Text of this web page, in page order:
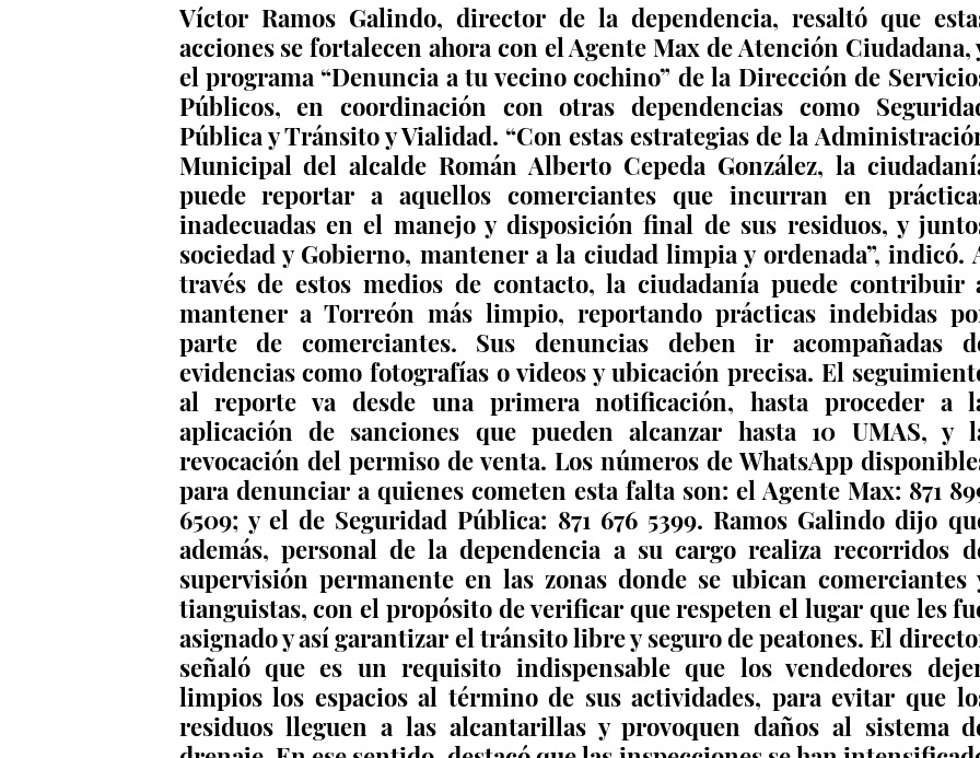
Víctor Ramos Galindo, director de la dependencia, resaltó que
acciones se fortalecen ahora con el Agente Max de Atención Ciudadana,
el programa “Denuncia a tu vecino cochino” de la Dirección de
Públicos, en coordinación con otras dependencias como
Pública y Tránsito y Vialidad. “Con estas estrategias de la
Municipal del alcalde Román Alberto Cepeda González, la
puede reportar a aquellos comerciantes que incurran en
inadecuadas en el manejo y disposición final de sus residuos, y
sociedad y Gobierno, mantener a la ciudad limpia y ordenada”, indicó.
través de estos medios de contacto, la ciudadanía puede contribuir
mantener a Torreón más limpio, reportando prácticas indebidas
parte de comerciantes. Sus denuncias deben ir acompañadas
evidencias como fotografías o videos y ubicación precisa. El
al reporte va desde una primera notificación, hasta proceder a
aplicación de sanciones que pueden alcanzar hasta 10 UMAS, y
revocación del permiso de venta. Los números de WhatsApp
para denunciar a quienes cometen esta falta son: el Agente Max: 871
6509; y el de Seguridad Pública: 871 676 5399. Ramos Galindo dijo
además, personal de la dependencia a su cargo realiza recorridos
supervisión permanente en las zonas donde se ubican comerciantes
tianguistas, con el propósito de verificar que respeten el lugar que les
asignado y así garantizar el tránsito libre y seguro de peatones. El
señaló que es un requisito indispensable que los vendedores
limpios los espacios al término de sus actividades, para evitar que
residuos lleguen a las alcantarillas y provoquen daños al sistema